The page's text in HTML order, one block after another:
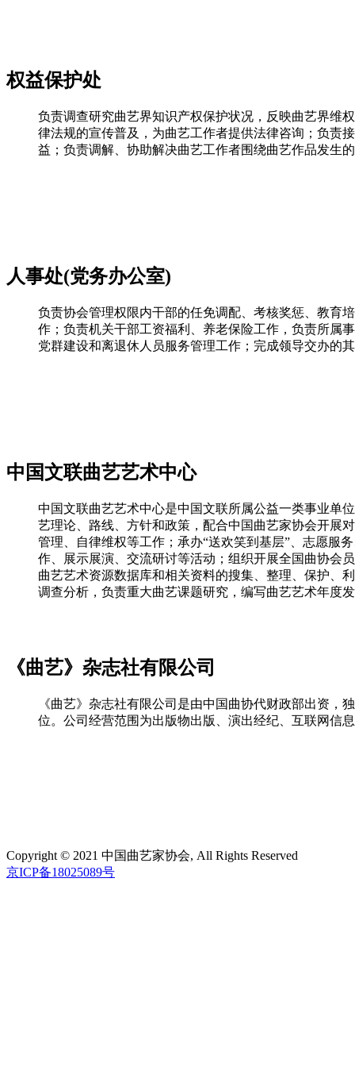
权益保护处
负责调查研究曲艺界知识产权保护状况，反映曲艺界维
律法规的宣传普及，为曲艺工作者提供法律咨询；负责
益；负责调解、协助解决曲艺工作者围绕曲艺作品发生
人事处(党务办公室)
负责协会管理权限内干部的任免调配、考核奖惩、教育
作；负责机关干部工资福利、养老保险工作，负责所属
党群建设和离退休人员服务管理工作；完成领导交办的
中国文联曲艺艺术中心
中国文联曲艺艺术中心是中国文联所属公益一类事业单
艺理论、路线、方针和政策，配合中国曲艺家协会开展
管理、自律维权等工作；承办“送欢笑到基层”、志愿服
作、展示展演、交流研讨等活动；组织开展全国曲协会
曲艺艺术资源数据库和相关资料的搜集、整理、保护、
调查分析，负责重大曲艺课题研究，编写曲艺艺术年度
《曲艺》杂志社有限公司
《曲艺》杂志社有限公司是由中国曲协代财政部出资
位。公司经营范围为出版物出版、演出经纪、互联网信
Copyright © 2021 中国曲艺家协会, All Rights Reserved
京ICP备18025089号